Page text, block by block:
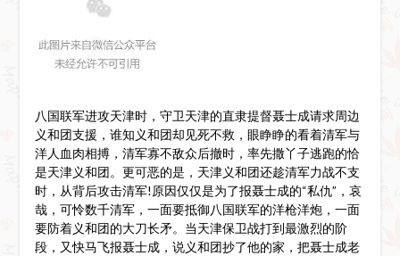
八国联军进攻天津时，守卫天津的直隶提督聂士成请求周边
义和团支援，谁知义和团却见死不救，眼睁睁的看着清军与
洋人血肉相搏，清军寡不敌众后撤时，率先撒丫子逃跑的恰
是天津义和团。更可恶的是，天津义和团还趁清军力战不支
时，从背后攻击清军!原因仅仅是为了报聂士成的“私仇”，哀
哉，可怜数千清军，一面要抵御八国联军的洋枪洋炮，一面
要防着义和团的大刀长矛。当天津保卫战打到最激烈的阶
段，又快马飞报聂士成，说义和团抄了他的家，把聂士成老